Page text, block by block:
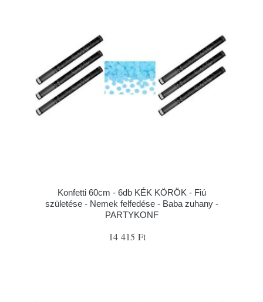
Konfetti 60cm - 6db KÉK KÖRÖK - Fiú
születése - Nemek felfedése - Baba zuhany -
PARTYKONF
14 415 Ft